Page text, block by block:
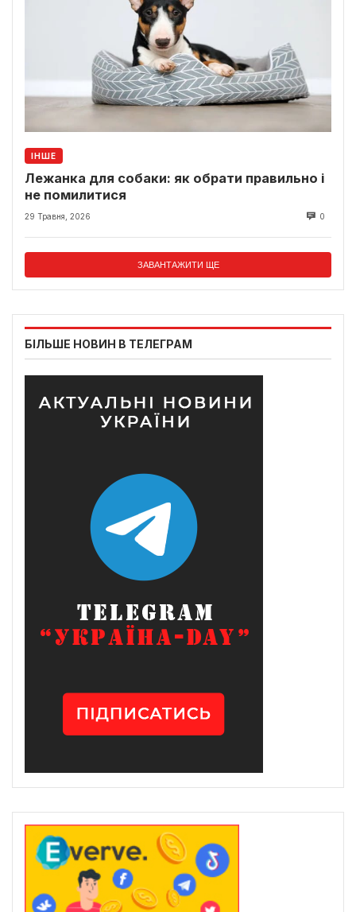
ІНШЕ
Лежанка для собаки: як обрати правильно і
не помилитися
29 Травня, 2026 0
ЗАВАНТАЖИТИ ЩЕ
БІЛЬШЕ НОВИН В ТЕЛЕГРАМ